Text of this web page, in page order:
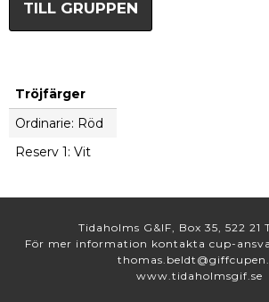
TILL GRUPPEN
Tröjfärger
Ordinarie: Röd
Reserv 1: Vit
Tidaholms G&IF, Box 35, 522 21
För mer information kontakta cup-
www.tidaholmsgif.se